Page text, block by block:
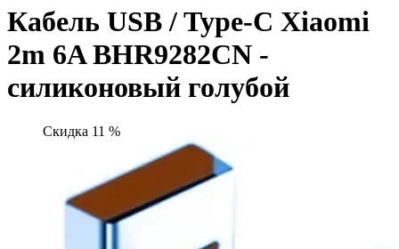
Кабель USB / Type-C Xiaomi
2m 6A BHR9282CN -
силиконовый голубой
Скидка 11 %